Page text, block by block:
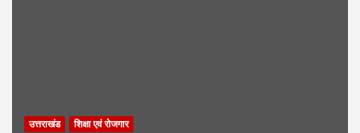
उत्तराखंड शिक्षा एवं रोजगार